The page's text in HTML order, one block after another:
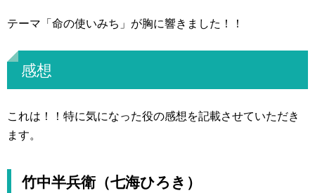
テーマ「命の使いみち」が胸に響きました！！
感想
これは！！特に気になった役の感想を記載させていただき
ます。
竹中半兵衛（七海ひろき）